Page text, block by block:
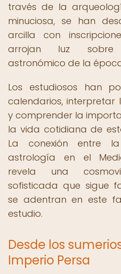
través de la
minuciosa, se han
arcilla con
arrojan luz sobre
astronómico de la
Los estudiosos han
calendarios, interpretar
y comprender la
la vida cotidiana de
La conexión entre
astrología en el
revela una
sofisticada que sigue
se adentran en este
estudio.
Desde los
Imperio Persa